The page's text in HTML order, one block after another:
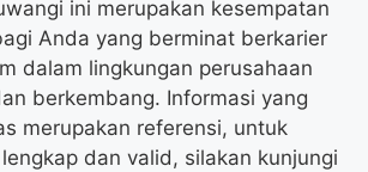
ini merupakan kesempatan
Anda yang berminat berkarier
dalam lingkungan perusahaan
berkembang. Informasi yang
merupakan referensi, untuk
dan valid, silakan kunjungi